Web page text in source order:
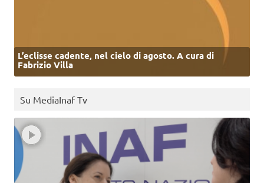
L’eclisse cadente, nel cielo di agosto. A cura di
Fabrizio Villa
Su MediaInaf Tv